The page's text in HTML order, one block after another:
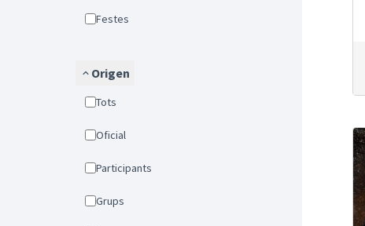
Festes
Origen
Tots
Oficial
Participants
Grups